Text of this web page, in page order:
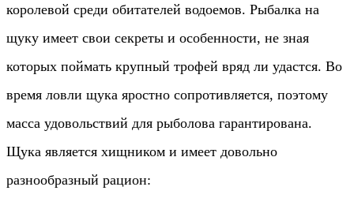
королевой среди обитателей водоемов. Рыбалка на
щуку имеет свои секреты и особенности, не зная
которых поймать крупный трофей вряд ли удастся. Во
время ловли щука яростно сопротивляется, поэтому
масса удовольствий для рыболова гарантирована.
Щука является хищником и имеет довольно
разнообразный рацион: